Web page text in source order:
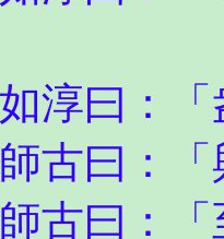
曰：「
曰：「
曰：「